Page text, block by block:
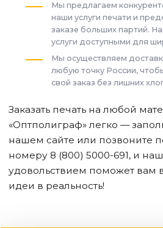
Мы предлагаем
наши услуги печати и
заказе больших партий.
услуги доступными для
Мы осуществляем
любую точку России,
свой заказ без лишних
Заказать печать на любой
«Оптполиграф» легко —
нашем сайте или позвоните
номеру 8 (800) 5000-691, и
удовольствием поможет вам
идеи в реальность!